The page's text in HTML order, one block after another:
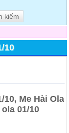
10
Me Hài Ola
01/10